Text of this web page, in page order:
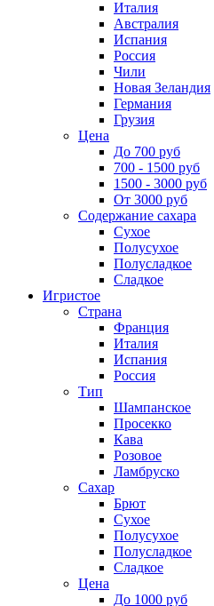
Италия
Австралия
Испания
Россия
Чили
Новая Зеландия
Германия
Грузия
Цена
До 700 руб
700 - 1500 руб
1500 - 3000 руб
От 3000 руб
Содержание сахара
Сухое
Полусухое
Полусладкое
Сладкое
Игристое
Страна
Франция
Италия
Испания
Россия
Тип
Шампанское
Просекко
Кава
Розовое
Ламбруско
Сахар
Брют
Сухое
Полусухое
Полусладкое
Сладкое
Цена
До 1000 руб